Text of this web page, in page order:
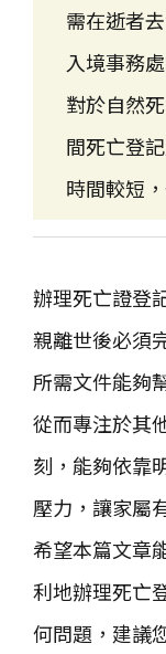
需在逝者
入境事務
對於自然
間死亡登
時間較短
辦理死亡證登
親離世後必須
所需文件能夠
從而專注於其
刻，能夠依靠
壓力，讓家屬
希望本篇文章
利地辦理死亡
何問題，建議